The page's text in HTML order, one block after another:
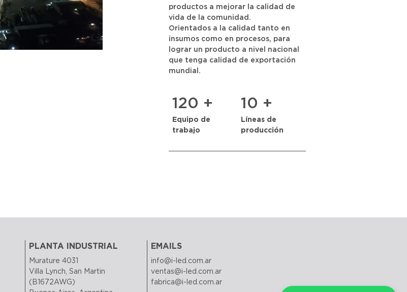
productos a mejorar la calidad de
vida de la comunidad.
Orientados a la calidad tanto en
insumos como en procesos, para
lograr un producto a nivel nacional
que tenga calidad de exportación
mundial.
120 +
Equipo de
trabajo
10 +
Líneas de
producción
PLANTA INDUSTRIAL
Murature 4031
Villa Lynch, San Martin
(B1672AWG)
EMAILS
info@i-led.com.ar
ventas@i-led.com.ar
fabrica@i-led.com.ar